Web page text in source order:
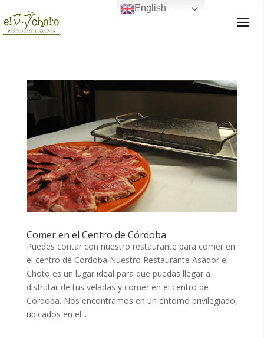
Comer en el Centro de Córdoba
Puedes contar con nuestro restaurante para comer en
el centro de Córdoba Nuestro Restaurante Asador el
Choto es un lugar ideal para que puedas llegar a
disfrutar de tus veladas y comer en el centro de
Córdoba. Nos encontramos en un entorno privilegiado,
ubicados en el...
×
English